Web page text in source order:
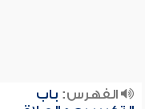
الفهرس: باب